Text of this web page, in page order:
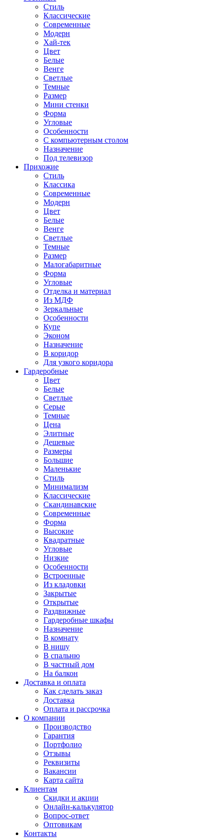
Стиль
Классические
Современные
Модерн
Хай-тек
Цвет
Белые
Венге
Светлые
Темные
Размер
Мини стенки
Форма
Угловые
Особенности
С компьютерным столом
Назначение
Под телевизор
Прихожие
Стиль
Классика
Современные
Модерн
Цвет
Белые
Венге
Светлые
Темные
Размер
Малогабаритные
Форма
Угловые
Отделка и материал
Из МДФ
Зеркальные
Особенности
Купе
Эконом
Назначение
В коридор
Для узкого коридора
Гардеробные
Цвет
Белые
Светлые
Серые
Темные
Цена
Элитные
Дешевые
Размеры
Большие
Маленькие
Стиль
Минимализм
Классические
Скандинавские
Современные
Форма
Высокие
Квадратные
Угловые
Низкие
Особенности
Встроенные
Из кладовки
Закрытые
Открытые
Раздвижные
Гардеробные шкафы
Назначение
В комнату
В нишу
В спальню
В частный дом
На балкон
Доставка и оплата
Как сделать заказ
Доставка
Оплата и рассрочка
О компании
Производство
Гарантия
Портфолио
Отзывы
Реквизиты
Вакансии
Карта сайта
Клиентам
Скидки и акции
Онлайн-калькулятор
Вопрос-ответ
Оптовикам
Контакты